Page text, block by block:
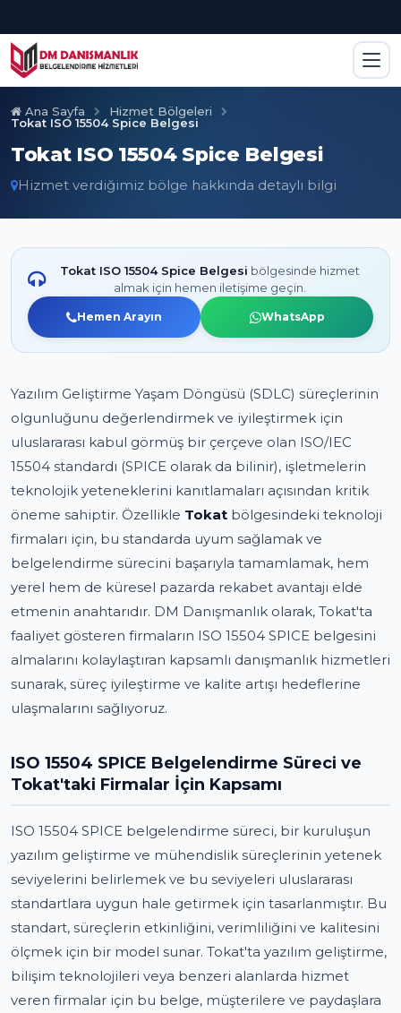
Ana Sayfa
Hizmet Bölgeleri
Tokat ISO 15504 Spice Belgesi
Tokat ISO 15504 Spice Belgesi
Hizmet verdiğimiz bölge hakkında detaylı bilgi
Tokat ISO 15504 Spice Belgesi bölgesinde hizmet
almak için hemen iletişime geçin.
Hemen Arayın WhatsApp
Yazılım Geliştirme Yaşam Döngüsü (SDLC) süreçlerinin
olgunluğunu değerlendirmek ve iyileştirmek için
uluslararası kabul görmüş bir çerçeve olan ISO/IEC
15504 standardı (SPICE olarak da bilinir), işletmelerin
teknolojik yeteneklerini kanıtlamaları açısından kritik
öneme sahiptir. Özellikle Tokat bölgesindeki teknoloji
firmaları için, bu standarda uyum sağlamak ve
belgelendirme sürecini başarıyla tamamlamak, hem
yerel hem de küresel pazarda rekabet avantajı elde
etmenin anahtarıdır. DM Danışmanlık olarak, Tokat'ta
faaliyet gösteren firmaların ISO 15504 SPICE belgesini
almalarını kolaylaştıran kapsamlı danışmanlık hizmetleri
sunarak, süreç iyileştirme ve kalite artışı hedeflerine
ulaşmalarını sağlıyoruz.
ISO 15504 SPICE Belgelendirme Süreci ve
Tokat'taki Firmalar İçin Kapsamı
ISO 15504 SPICE belgelendirme süreci, bir kuruluşun
yazılım geliştirme ve mühendislik süreçlerinin yetenek
seviyelerini belirlemek ve bu seviyeleri uluslararası
standartlara uygun hale getirmek için tasarlanmıştır. Bu
standart, süreçlerin etkinliğini, verimliliğini ve kalitesini
ölçmek için bir model sunar. Tokat'ta yazılım geliştirme,
bilişim teknolojileri veya benzeri alanlarda hizmet
veren firmalar için bu belge, müşterilere ve paydaşlara